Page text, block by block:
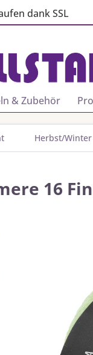
dank SSL
& Zubehör
Herbst/Winter
16